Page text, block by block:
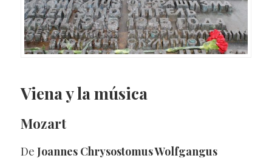
Viena y la música
Mozart
De Joannes Chrysostomus Wolfgangus